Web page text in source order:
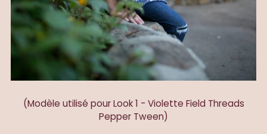
(Modèle utilisé pour Look 1 - Violette Field Threads
Pepper Tween)